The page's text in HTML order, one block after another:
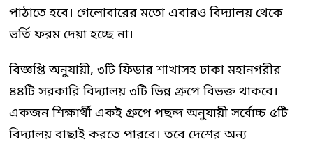
পাঠাতে হবে। গেলোবারের মতো এবারও বিদ্যালয় থেকে
ভর্তি ফরম দেয়া হচ্ছে না।
বিজ্ঞপ্তি অনুযায়ী, ৩টি ফিডার শাখাসহ ঢাকা মহানগরীর
৪৪টি সরকারি বিদ্যালয় ৩টি ভিন্ন গ্রুপে বিভক্ত থাকবে।
একজন শিক্ষার্থী একই গ্রুপে পছন্দ অনুযায়ী সর্বোচ্চ ৫টি
বিদ্যালয় বাছাই করতে পারবে। তবে দেশের অন্য